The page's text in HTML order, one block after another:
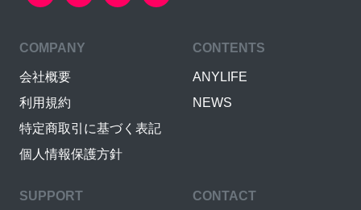
COMPANY
会社概要
利用規約
特定商取引に基づく表記
個人情報保護方針
CONTENTS
ANYLIFE
NEWS
SUPPORT CONTACT